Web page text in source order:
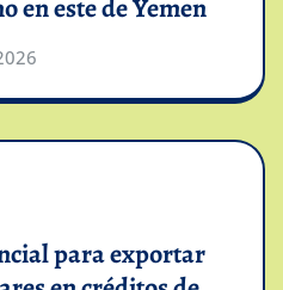
en este de Yemen
para exportar